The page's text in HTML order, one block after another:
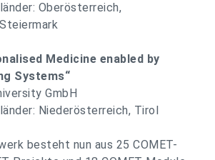
Oberösterreich,
Medicine enabled by
Systems“
GmbH
Niederösterreich, Tirol
besteht nun aus 25 COMET-